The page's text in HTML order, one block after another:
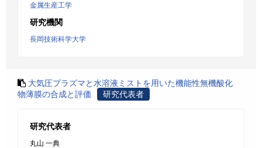
金属生産工学
研究機関
長岡技術科学大学
大気圧プラズマと水溶液ミストを用いた機能性無機酸化
物薄膜の合成と評価
研究代表者
研究代表者
丸山 一典